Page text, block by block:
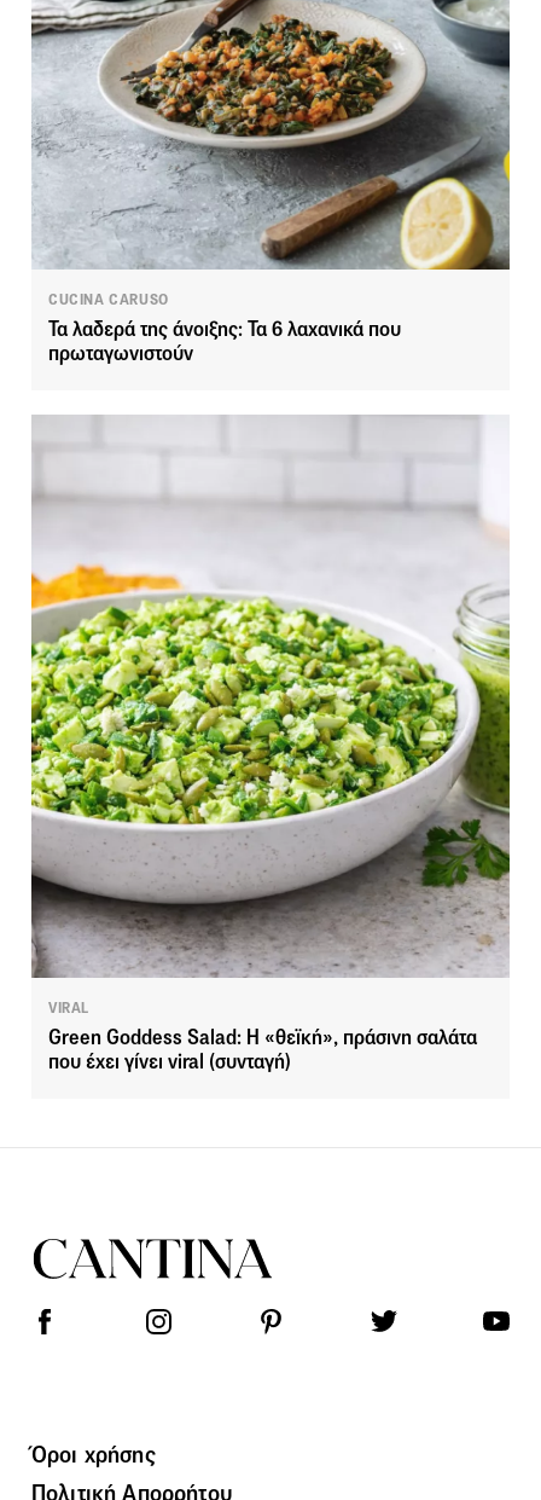
CUCINA CARUSO
Τα λαδερά της άνοιξης: Τα 6 λαχανικά που
πρωταγωνιστούν
VIRAL
Green Goddess Salad: H «θεϊκή», πράσινη σαλάτα
που έχει γίνει viral (συνταγή)
Όροι χρήσης
Πολιτική Απορρήτου